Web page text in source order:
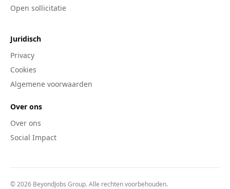
Open sollicitatie
Juridisch
Privacy
Cookies
Algemene voorwaarden
Over ons
Over ons
Social Impact
© 2026 BeyondJobs Group. Alle rechten voorbehouden.